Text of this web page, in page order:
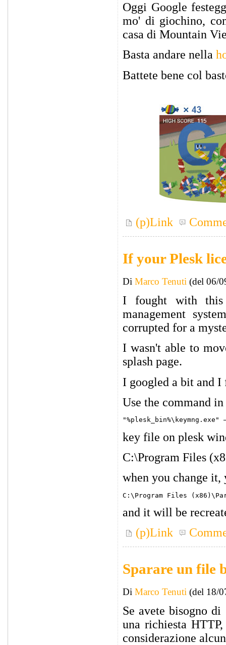
Oggi Google
mo' di giochino,
casa di Mountain
Basta andare nella
Battete bene col
(p)Link
If your Plesk
Di Marco Tenuti (del 06/
I fought with
management
corrupted for a
I wasn't able to
splash page.
I googled a bit and I
Use the command
key file on plesk
C:\Program Files
when you change
and it will be
(p)Link
Sparare un file
Di Marco Tenuti (del 18/
Se avete bisogno
una richiesta
considerazione